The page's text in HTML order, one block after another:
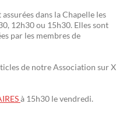
assurées dans la Chapelle les
12h30 ou 15h30. Elles sont
par les membres de
de notre Association sur X
à 15h30 le vendredi.